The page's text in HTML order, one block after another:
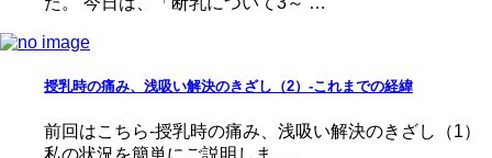
授乳時の痛み、浅吸い解決のきざし（2）-これまでの経緯
前回はこちら-授乳時の痛み、浅吸い解決のきざし（1）